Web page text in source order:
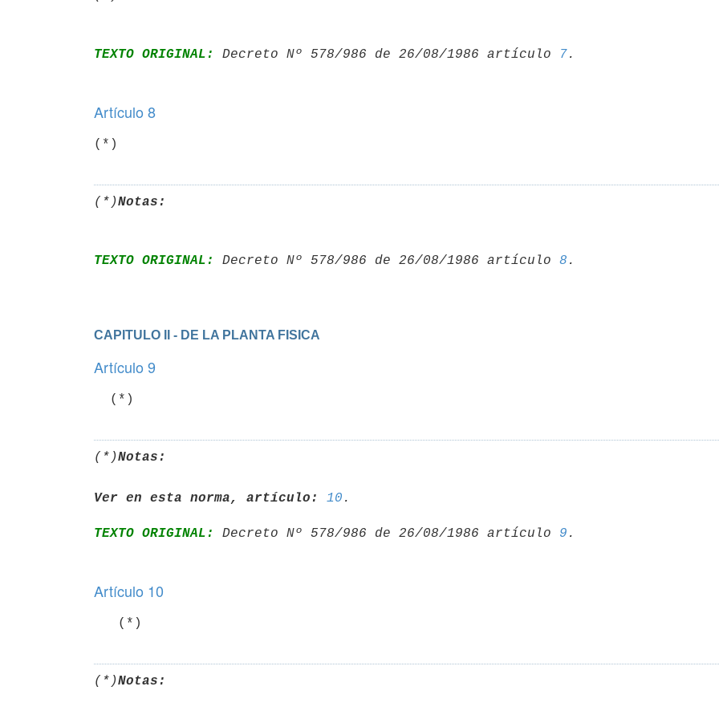
TEXTO ORIGINAL: Decreto Nº 578/986 de 26/08/1986 artículo 7
Artículo 8
(*)
(*)Notas:
TEXTO ORIGINAL: Decreto Nº 578/986 de 26/08/1986 artículo 8
CAPITULO II - DE LA PLANTA FISICA
Artículo 9
  (*)
(*)Notas:
Ver en esta norma, artículo: 10
TEXTO ORIGINAL: Decreto Nº 578/986 de 26/08/1986 artículo 9
Artículo 10
(*)Notas: